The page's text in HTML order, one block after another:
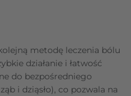
metodę leczenia bólu
działanie i łatwość
do bezpośredniego
i dziąsło), co pozwala na